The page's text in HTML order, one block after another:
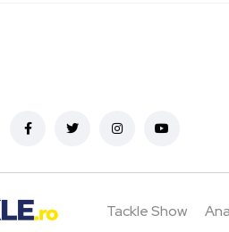
Tackle Show